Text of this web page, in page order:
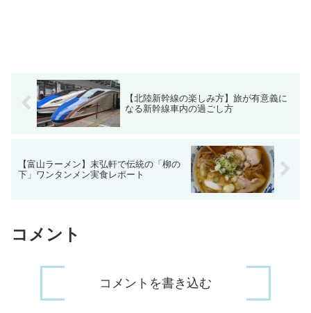
【北陸新幹線の楽しみ方】旅が有意義に
なる新幹線車内の過ごし方
【富山ラーメン】末弘軒で伝統の「柳の
下」ワンタンメン実食レポート
コメント
コメントを書き込む